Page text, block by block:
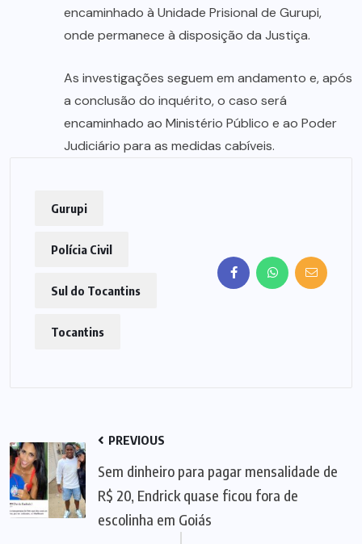
encaminhado à Unidade Prisional de Gurupi,
onde permanece à disposição da Justiça.
As investigações seguem em andamento e, após
a conclusão do inquérito, o caso será
encaminhado ao Ministério Público e ao Poder
Judiciário para as medidas cabíveis.
Gurupi
Polícia Civil
Sul do Tocantins
Tocantins
PREVIOUS
Sem dinheiro para pagar mensalidade de
R$ 20, Endrick quase ficou fora de
escolinha em Goiás